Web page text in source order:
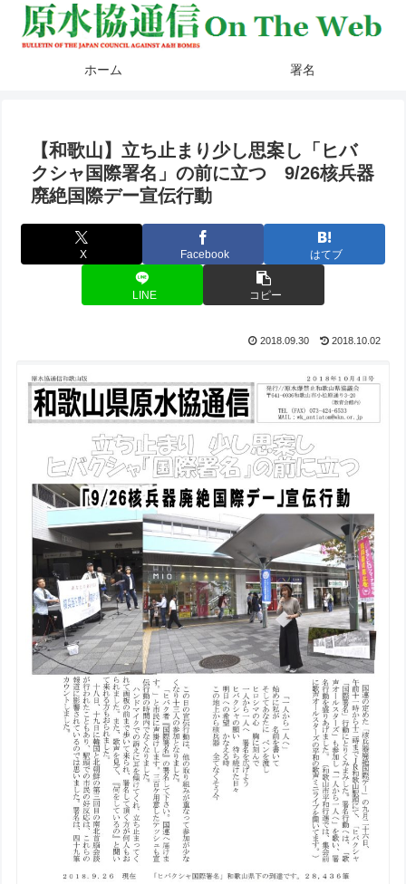
ホーム 署名
【和歌山】立ち止まり少し思案し「ヒバ
クシャ国際署名」の前に立つ 9/26核兵器
廃絶国際デー宣伝行動
X Facebook はてブ
LINE コピー
2018.09.30 2018.10.02